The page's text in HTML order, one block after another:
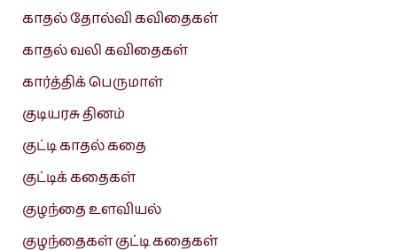
காதல் தோல்வி கவிதைகள்
காதல் வலி கவிதைகள்
கார்த்திக் பெருமாள்
குடியரசு தினம்
குட்டி காதல் கதை
குட்டிக் கதைகள்
குழந்தை உளவியல்
குழந்தைகள் குட்டி கதைகள்